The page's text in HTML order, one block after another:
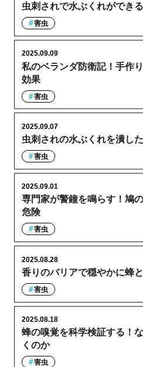
虫刺されで水ぶくれができ
害虫
私のベランダ防衛記！手作
効果
2025.09.09
害虫
虫刺されの水ぶくれを潰し
2025.09.07
害虫
専門家が警鐘を鳴らす！鳩
危険
2025.09.01
害虫
香りのバリアで穏やかに蜂
2025.08.28
害虫
蜂の嗅覚を科学検証する！
くのか
2025.08.18
害虫